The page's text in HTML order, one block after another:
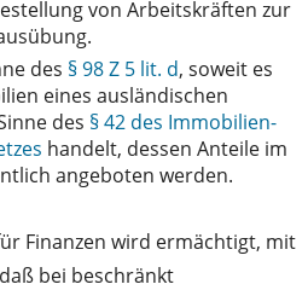
von Arbeitskräften zur
des § 98 Z 5 lit. d, soweit es
eines ausländischen
des § 42 des Immobilien-
handelt, dessen Anteile im
angeboten werden.
Finanzen wird ermächtigt, mit
bei beschränkt